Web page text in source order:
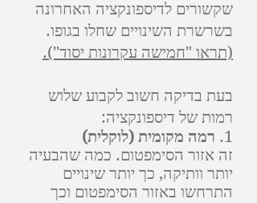
שקשורים לדיספונקציה האחרונה
בשרשרת השינויים שחלו בגופו.
(תראו "חמישה עקרונות יסוד").
בעת בדיקה חשוב לקבוע שלוש
רמות של דיספונקציה:
1. רמה מקומית (לוקלית)
זה אזור הסימפטום. כמה שהבעיה
יותר וותיקה, כך יותר שינויים
התרחשו באזור הסימפטום וכך